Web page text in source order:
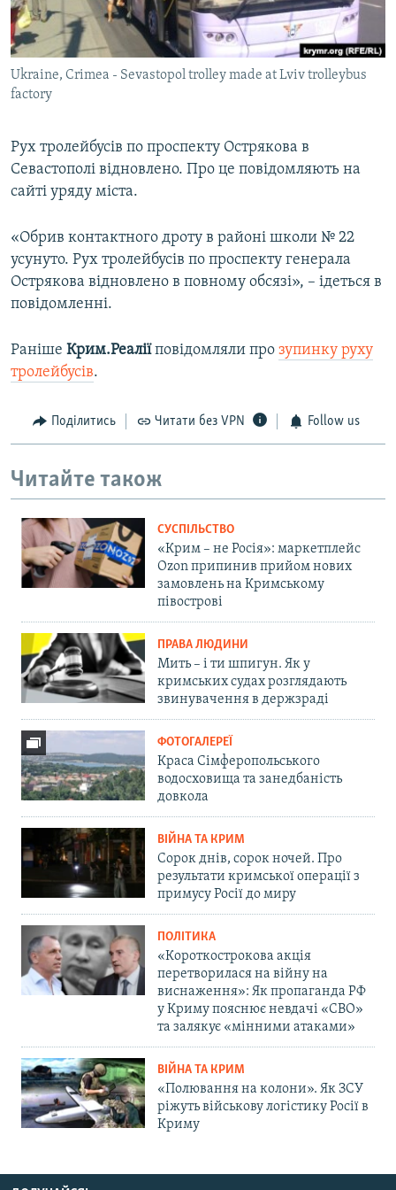
ВІДЕОУРОКИ «ELIFBE»
СВІДЧЕННЯ ОКУПАЦІЇ
УКРАЇНСЬКА ПРОБЛЕМА КРИМУ
Русский
Qırımtatar
Усі сайти RFE/RL
Ukraine, Crimea - Sevastopol trolley made at Lviv trolleybus
factory
Рух тролейбусів по проспекту Острякова в
Севастополі відновлено. Про це повідомляють на
сайті уряду міста.
«Обрив контактного дроту в районі школи № 22
усунуто. Рух тролейбусів по проспекту генерала
Острякова відновлено в повному обсязі», – ідеться в
повідомленні.
Раніше Крим.Реаліїповідомляли про зупинку руху
тролейбусів.
Поділитись Читати без VPN Follow us
Читайте також
СУСПІЛЬСТВО
«Крим – не Росія»: маркетплейс
Ozon припинив прийом нових
замовлень на Кримському
півострові
ПРАВА ЛЮДИНИ
Мить – і ти шпигун. Як у
кримських судах розглядають
звинувачення в держзраді
ФОТОГАЛЕРЕЇ
Краса Сімферопольського
водосховища та занедбаність
довкола
ВІЙНА ТА КРИМ
Сорок днів, сорок ночей. Про
результати кримської операції з
примусу Росії до миру
ПОЛІТИКА
«Короткострокова акція
перетворилася на війну на
виснаження»: Як пропаганда РФ
у Криму пояснює невдачі «СВО»
та залякує «мінними атаками»
ВІЙНА ТА КРИМ
«Полювання на колони». Як ЗСУ
ріжуть військову логістику Росії в
Криму